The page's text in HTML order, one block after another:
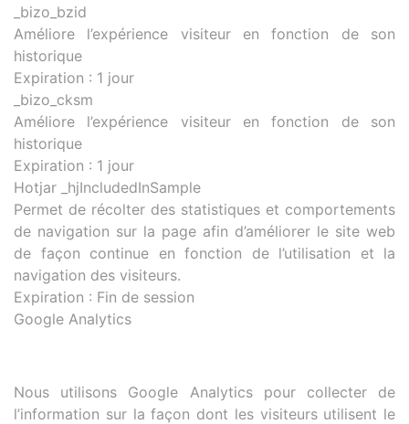
_bizo_bzid
Améliore l’expérience visiteur en fonction de son
historique
Expiration : 1 jour
_bizo_cksm
Améliore l’expérience visiteur en fonction de son
historique
Expiration : 1 jour
Hotjar _hjIncludedInSample
Permet de récolter des statistiques et comportements
de navigation sur la page afin d’améliorer le site web
de façon continue en fonction de l’utilisation et la
navigation des visiteurs.
Expiration : Fin de session
Google Analytics
Nous utilisons Google Analytics pour collecter de
l’information sur la façon dont les visiteurs utilisent le